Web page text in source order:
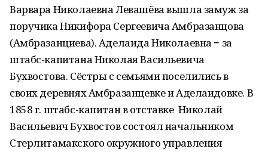
Варвара Николаевна Левашёва вышла замуж за
поручика Никифора Сергеевича Амбразанцова
(Амбразанциева). Аделаида Николаевна − за
штабс-капитана Николая Васильевича
Бухвостова. Сёстры с семьями поселились в
своих деревнях Амбразанцевке и Аделаидовке. В
1858 г. штабс-капитан в отставке Николай
Васильевич Бухвостов состоял начальником
Стерлитамакского окружного управления